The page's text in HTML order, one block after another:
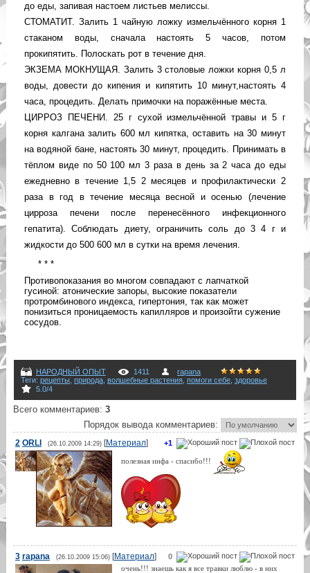
до еды, запивая настоем листьев мелиссы.
СТОМАТИТ. Залить 1 чайную ложку измельчённого корня 1
стаканом воды, сначала настоять 5 часов, потом
прокипятить. Полоскать рот в течение дня.
ЭКЗЕМА МОКНУЩАЯ. Залить 3 столовые ложки корня 0,5 л
воды, довести до кипения и кипятить 10 минут,наcтоять 4
часа, процедить. Делать примочки на поражённые места.
ЦИРРОЗ ПЕЧЕНИ. 25 г сухой измельчённой травы и 5 г
корня калгана залить 600 мл кипятка, оставить на 30 минут
на водяной бане, настоять 30 минут, процедить. Принимать в
тёплом виде по 50 100 мл 3 раза в день за 2 часа до еды
ежедневно в течение 1,5 2 месяцев и профилактически 2
раза в год в течение месяца весной и осенью (лечение
цирроза печени после перенесённого инфекционного
гепатита). Соблюдать диету, ограничить соль до 3 4 г и
жидкости до 500 600 мл в сутки на время лечения.
* * *
Противопоказания во многом совпадают с лапчаткой
гусиной: атонические запоры, высокие показатели
протромбинового индекса, гипертония, так как может
понизиться проницаемость капилляров и произойти сужение
сосудов.
НАРОДНЫЙ ОПЫТ 1411
rapana
Теги: рецепты, природа, волшебные растения, помоги себе, здоровье
5.0/4
Всего комментариев: 3
Порядок вывода комментариев:
+1
2 ORLI (26.10.2009 14:29)[Материал]
полезная инфа - спасибо!!!
0
3 rapana (26.10.2009 15:06)[Материал]
очень!!! знаешь как я все травки люблю - в них